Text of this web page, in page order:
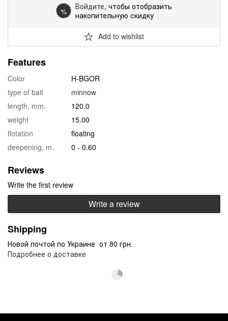
% Войдите, чтобы отобразить
накопительную скидку
Add to wishlist
Features
Color
H-BGOR
type of bait
minnow
length, mm.
120.0
weight
15.00
flotation
floating
deepening, m.
0 - 0.60
Reviews
Write the first review
Write a review
Shipping
Новой почтой по Украине от 80 грн.
Подробнее о доставке